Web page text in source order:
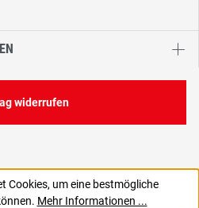
widerrufen
Cookies, um eine bestmögliche
Mehr Informationen ...